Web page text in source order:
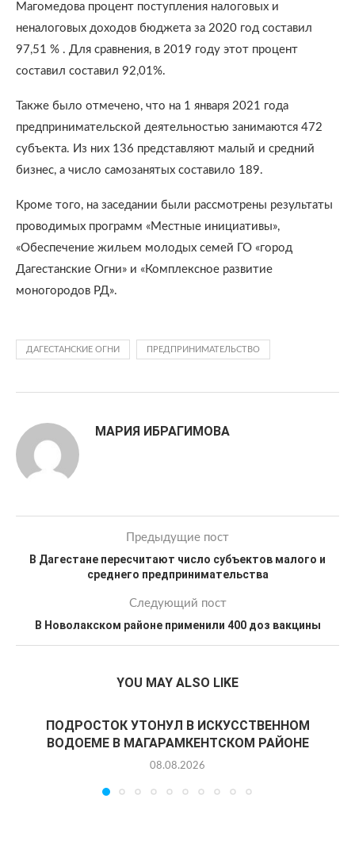
Магомедова процент поступления налоговых и
неналоговых доходов бюджета за 2020 год составил
97,51 % . Для сравнения, в 2019 году этот процент
составил составил 92,01%.
Также было отмечено, что на 1 января 2021 года
предпринимательской деятельностью занимаются 472
субъекта. Из них 136 представляют малый и средний
бизнес, а число самозанятых составило 189.
Кроме того, на заседании были рассмотрены результаты
проводимых программ «Местные инициативы»,
«Обеспечение жильем молодых семей ГО «город
Дагестанские Огни» и «Комплексное развитие
моногородов РД».
ДАГЕСТАНСКИЕ ОГНИ ПРЕДПРИНИМАТЕЛЬСТВО
МАРИЯ ИБРАГИМОВА
Предыдущие пост
В Дагестане пересчитают число субъектов малого и
среднего предпринимательства
Следующий пост
В Новолакском районе применили 400 доз вакцины
YOU MAY ALSO LIKE
ПОДРОСТОК УТОНУЛ В ИСКУССТВЕННОМ
ВОДОЕМЕ В МАГАРАМКЕНТСКОМ РАЙОНЕ
08.08.2026